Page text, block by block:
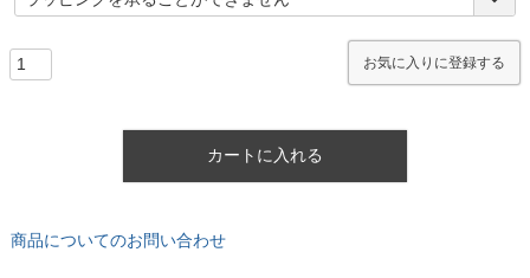
必
お気に入りに登録する
カートに入れる
商品についてのお問い合わせ